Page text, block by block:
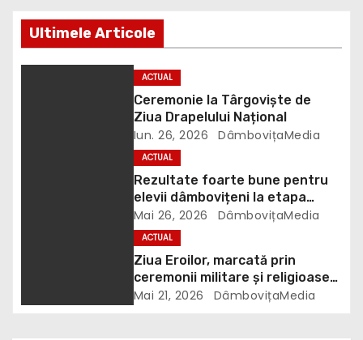
e
î
Ultimele Articole
ACTUAL
Ceremonie la Târgoviște de
Ziua Drapelului Național
Iun. 26, 2026 DâmbovițaMedia
ACTUAL
Rezultate foarte bune pentru
elevii dâmbovițeni la etapa
națională a concursului „ȘTIU ȘI
APLIC”
Mai 26, 2026 DâmbovițaMedia
ACTUAL
Ziua Eroilor, marcată prin
ceremonii militare și religioase
la Târgoviște
Mai 21, 2026 DâmbovițaMedia